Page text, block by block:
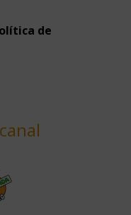
de